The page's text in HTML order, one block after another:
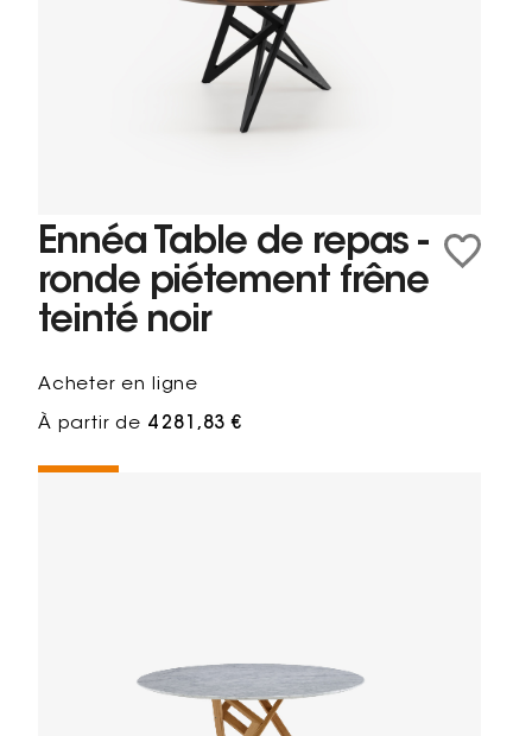
Ennéa Table de repas -
ronde piétement frêne
teinté noir
Acheter en ligne
À partir de 4 281,83 €